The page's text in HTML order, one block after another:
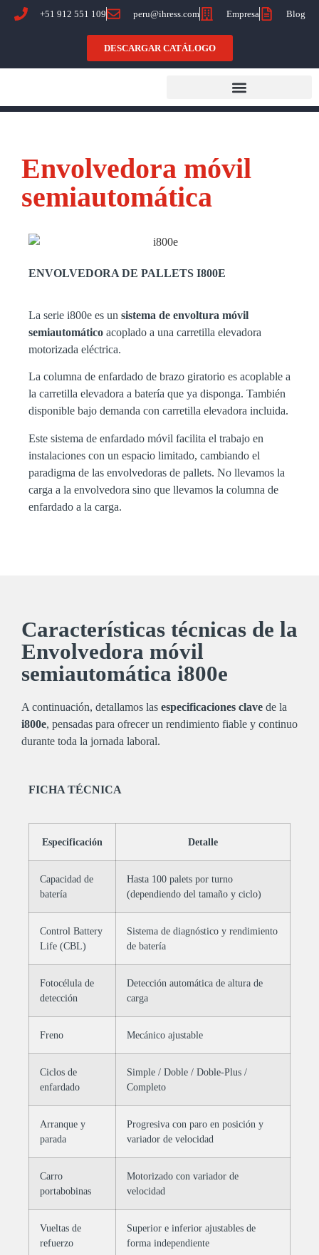
+51 912 551 109 peru@ihress.com Empresa Blog
DESCARGAR CATÁLOGO
Envolvedora móvil
semiautomática
ENVOLVEDORA DE PALLETS I800E
La serie i800e es un sistema de envoltura móvil
semiautomático acoplado a una carretilla elevadora
motorizada eléctrica.
La columna de enfardado de brazo giratorio es acoplable a
la carretilla elevadora a batería que ya disponga. También
disponible bajo demanda con carretilla elevadora incluida.
Este sistema de enfardado móvil facilita el trabajo en
instalaciones con un espacio limitado, cambiando el
paradigma de las envolvedoras de pallets. No llevamos la
carga a la envolvedora sino que llevamos la columna de
enfardado a la carga.
Características técnicas de la
Envolvedora móvil
semiautomática i800e
A continuación, detallamos las especificaciones clave de la
i800e, pensadas para ofrecer un rendimiento fiable y continuo
durante toda la jornada laboral.
FICHA TÉCNICA
Especificación Detalle
Capacidad de
batería
Hasta 100 palets por turno
(dependiendo del tamaño y ciclo)
Control Battery
Life (CBL)
Sistema de diagnóstico y rendimiento
de batería
Fotocélula de
detección
Detección automática de altura de
carga
Freno Mecánico ajustable
Ciclos de
enfardado
Simple / Doble / Doble-Plus /
Completo
Arranque y
parada
Progresiva con paro en posición y
variador de velocidad
Carro
portabobinas
Motorizado con variador de
velocidad
Vueltas de
refuerzo
Superior e inferior ajustables de
forma independiente